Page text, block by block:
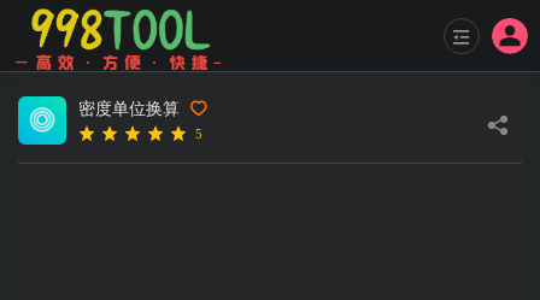
密度单位换算
5